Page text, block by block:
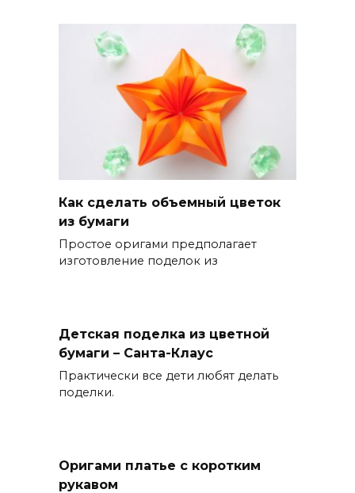
Как сделать объемный цветок
из бумаги
Простое оригами предполагает
изготовление поделок из
Детская поделка из цветной
бумаги – Санта-Клаус
Практически все дети любят делать
поделки.
Оригами платье с коротким
рукавом